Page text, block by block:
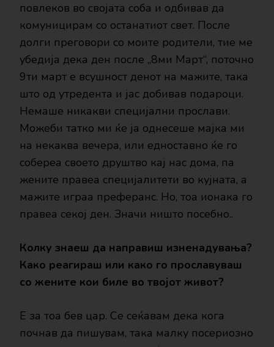
повлеков во својата соба и одбивав да
комуницирам со останатиот свет. После
долги преговори со моите родители, тие ме
убедија дека ден после „8ми Март“, поточно
9ти март е всушност денот на мажите, така
што од утредента и јас добивав подароци.
Немаше никакви специјални прослави.
Можеби татко ми ќе ја однесеше мајка ми
на некаква вечера, или едноставно ќе го
собереа своето друштво кај нас дома, па
жените правеа специјалитети во кујната, а
мажите играа преферанс. Но, тоа ионака го
правеа секој ден. Значи ништо посебно..
Колку знаеш да направиш изненадувања?
Како реагираш или како го прославуваш
со жените кои биле во твојот живот?
Е за тоа бев цар. Се сеќавам дека кога
почнав да пишувам, така малку посериозно